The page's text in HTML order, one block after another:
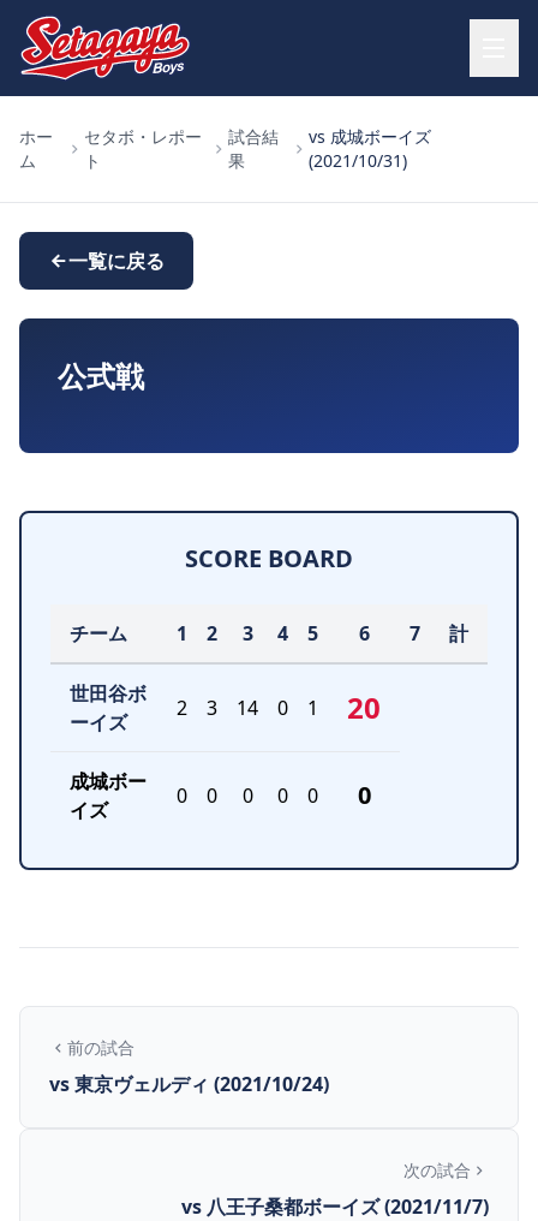
ホー
ム
セタボ・レポー
ト
試合結
果
vs 成城ボーイズ
(2021/10/31)
一覧に戻る
公式戦
SCORE BOARD
チーム 1 2 3 4 5 6 7 計
世田谷ボ
ーイズ
2 3 14 0 1 20
成城ボー
イズ
0 0 0 0 0 0
前の試合
vs 東京ヴェルディ (2021/10/24)
次の試合
vs 八王子桑都ボーイズ (2021/11/7)